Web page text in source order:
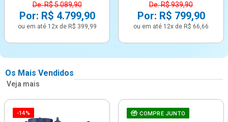
De: R$ 5.089,90
Por: R$ 4.799,90
ou em até 12x de R$ 399,99
De: R$ 939,90
Por: R$ 799,90
ou em até 12x de R$ 66,66
Os Mais Vendidos
Veja mais
-14% COMPRE JUNTO